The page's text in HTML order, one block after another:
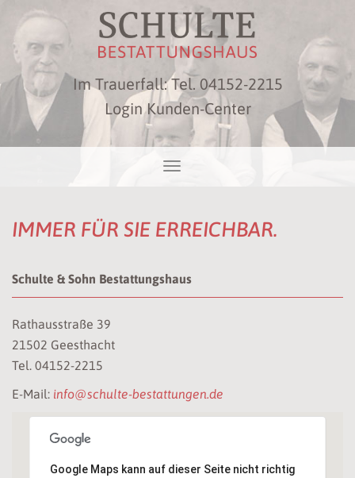
Im Trauerfall: Tel. 04152-2215
Login Kunden-Center
IMMER FÜR SIE ERREICHBAR.
Schulte & Sohn Bestattungshaus
Rathausstraße 39
21502 Geesthacht
Tel. 04152-2215
E-Mail: info@schulte-bestattungen.de
Google Maps kann auf dieser Seite nicht richtig